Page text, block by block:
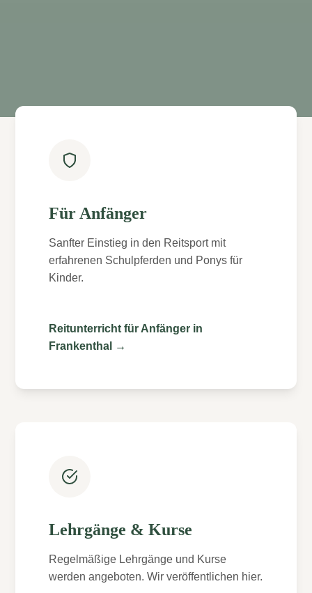
Für Anfänger
Sanfter Einstieg in den Reitsport mit
erfahrenen Schulpferden und Ponys für
Kinder.
Reitunterricht für Anfänger in
Frankenthal →
Lehrgänge & Kurse
Regelmäßige Lehrgänge und Kurse
werden angeboten. Wir veröffentlichen hier.